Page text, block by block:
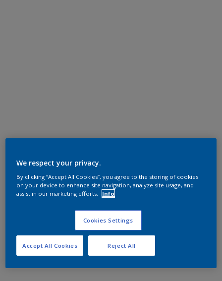
We respect your privacy.
By clicking “Accept All Cookies”, you agree to the storing of cookies
on your device to enhance site navigation, analyze site usage, and
assist in our marketing efforts.
Info
Cookies Settings
Reject All
Accept All Cookies